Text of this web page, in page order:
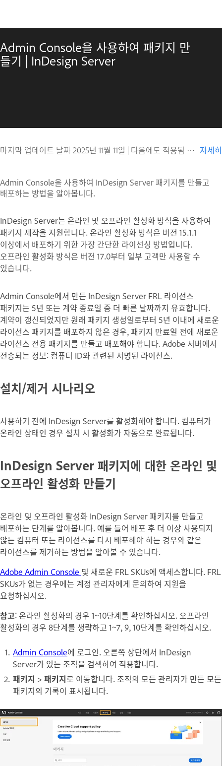
Admin Console을 사용하여 패키지 만
들기 | InDesign Server
마지막 업데이트 날짜2025년 11월 11일 | 다음에도 적용됨 Adobe InDesign, Adobe InDesign Server 자세히
Admin Console을 사용하여 InDesign Server 패키지를 만들고
배포하는 방법을 알아봅니다.
InDesign Server는 온라인 및 오프라인 활성화 방식을 사용하여
패키지 제작을 지원합니다. 온라인 활성화 방식은 버전 15.1.1
이상에서 배포하기 위한 가장 간단한 라이선싱 방법입니다.
오프라인 활성화 방식은 버전 17.0부터 일부 고객만 사용할 수
있습니다.
Admin Console에서 만든 InDesign Server FRL 라이선스
패키지는 5년 또는 계약 종료일 중 더 빠른 날짜까지 유효합니다.
계약이 갱신되었지만 원래 패키지 생성일로부터 5년 이내에 새로운
라이선스 패키지를 배포하지 않은 경우, 패키지 만료일 전에 새로운
라이선스 전용 패키지를 만들고 배포해야 합니다. Adobe 서버에서
전송되는 정보: 컴퓨터 ID와 관련된 서명된 라이선스.
설치/제거 시나리오
사용하기 전에 InDesign Server를 활성화해야 합니다. 컴퓨터가
온라인 상태인 경우 설치 시 활성화가 자동으로 완료됩니다.
InDesign Server 패키지에 대한 온라인 및
오프라인 활성화 만들기
온라인 및 오프라인 활성화 InDesign Server 패키지를 만들고
배포하는 단계를 알아봅니다. 예를 들어 배포 후 더 이상 사용되지
않는 컴퓨터 또는 라이선스를 다시 배포해야 하는 경우와 같은
라이선스를 제거하는 방법을 알아볼 수 있습니다.
Adobe Admin Console 및 새로운 FRL SKUs에 액세스합니다. FRL
SKUs가 없는 경우에는 계정 관리자에게 문의하여 지원을
요청하십시오.
참고: 온라인 활성화의 경우 1~10단계를 확인하십시오. 오프라인
활성화의 경우 8단계를 생략하고 1~7, 9, 10단계를 확인하십시오.
Admin Console에 로그인. 오른쪽 상단에서 InDesign
Server가 있는 조직을 검색하여 적용합니다.
패키지 > 패키지로 이동합니다. 조직의 모든 관리자가 만든 모든
패키지의 기록이 표시됩니다.